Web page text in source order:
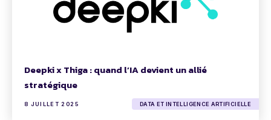
Deepki x Thiga : quand l’IA devient un allié
stratégique
8 JUILLET 2025 DATA ET INTELLIGENCE ARTIFICIELLE